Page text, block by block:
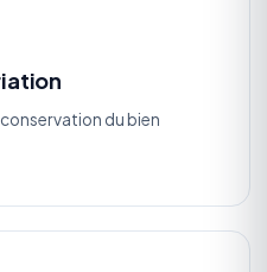
du bien